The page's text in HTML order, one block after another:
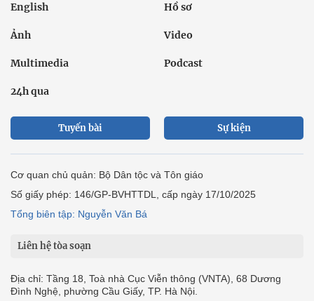
English Hồ sơ
Ảnh Video
Multimedia Podcast
24h qua
Tuyến bài Sự kiện
Cơ quan chủ quản: Bộ Dân tộc và Tôn giáo
Số giấy phép: 146/GP-BVHTTDL, cấp ngày 17/10/2025
Tổng biên tập: Nguyễn Văn Bá
Liên hệ tòa soạn
Địa chỉ: Tầng 18, Toà nhà Cục Viễn thông (VNTA), 68 Dương
Đình Nghệ, phường Cầu Giấy, TP. Hà Nội.